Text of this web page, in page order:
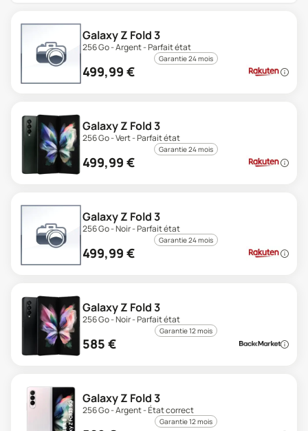
Galaxy Z Fold 3
256 Go - Argent - Parfait état
Garantie 24 mois
499,99 €
Galaxy Z Fold 3
256 Go - Vert - Parfait état
Garantie 24 mois
499,99 €
Galaxy Z Fold 3
256 Go - Noir - Parfait état
Garantie 24 mois
499,99 €
Galaxy Z Fold 3
256 Go - Noir - Parfait état
Garantie 12 mois
585 €
Galaxy Z Fold 3
256 Go - Argent - État correct
Garantie 12 mois